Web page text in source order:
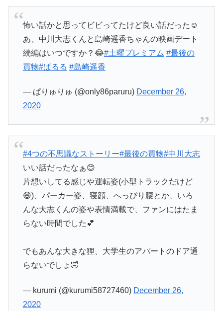
怖い話かと思ってビビってたけど良い話だった☺️
あ、中川大志くんと島崎遥香ちゃんの映画デート
続編はいつですか？😂#土曜プレミアム #最後の
買物#ぱるる #島崎遥香
— ぱりゅりゅ (@only86paruru) December 26,
2020
#4つの不思議なストーリー#最後の買物#中川大志
いい話だったなぁ😊
片想いしてる感じや運転姿(小型トラックだけど
😆)、パーカー姿、寝顔、へっぴり腰とか、いろ
んな大志くんの姿や表情満載で、ファンにはたま
らない時間でした💕
でもあんな大きな狸、大学生のアパートのドア通
らないでしょ🤣
— kurumi (@kurumi58727460) December 26,
2020